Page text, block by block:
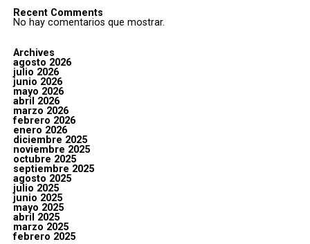
Recent Comments
No hay comentarios que mostrar.
Archives
agosto 2026
julio 2026
junio 2026
mayo 2026
abril 2026
marzo 2026
febrero 2026
enero 2026
diciembre 2025
noviembre 2025
octubre 2025
septiembre 2025
agosto 2025
julio 2025
junio 2025
mayo 2025
abril 2025
marzo 2025
febrero 2025